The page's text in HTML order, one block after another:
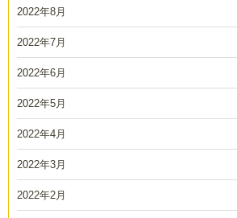
2022年8月
2022年7月
2022年6月
2022年5月
2022年4月
2022年3月
2022年2月